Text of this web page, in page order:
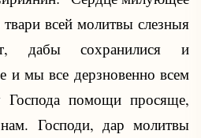
всей молитвы слезныя
дабы сохранилися и
и мы все дерзновенно всем
помощи просяще,
Господи, дар молитвы